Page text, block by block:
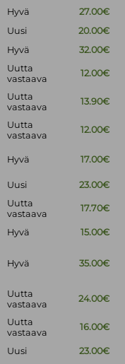
Hyvä
27.00€
Uusi
20.00€
Hyvä 32.00€
Uutta
vastaava
12.00€
Uutta
vastaava
13.90€
Uutta
vastaava
12.00€
Hyvä 17.00€
Uusi 23.00€
Uutta
vastaava
17.70€
Hyvä
15.00€
Hyvä 35.00€
Uutta
vastaava
24.00€
Uutta
vastaava
16.00€
Uusi
23.00€